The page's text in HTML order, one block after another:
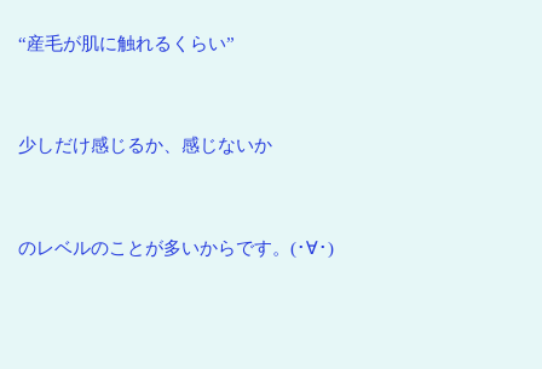
“産毛が肌に触れるくらい”
少しだけ感じるか、感じないか
のレベルのことが多いからです。(･∀･)